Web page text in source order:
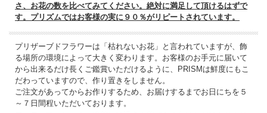
さ、お花の数を比べてみてください。絶対に満足して頂けるはずで
す。プリズムではお客様の実に９０％がリピートされています。
プリザーブドフラワーは「枯れないお花」と言われていますが、飾
る場所の環境によって大きく変わります。お客様のお手元に届いて
から出来るだけ長くご鑑賞いただけるように、PRISMは鮮度にもこ
だわっていますので、作り置きをしません。
ご注文があってからお作りするため、お届けするまでお日にちを５
～７日間程いただいております。